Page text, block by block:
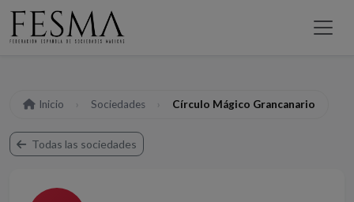
Inicio Sociedades Círculo Mágico Grancanario
Todas las sociedades